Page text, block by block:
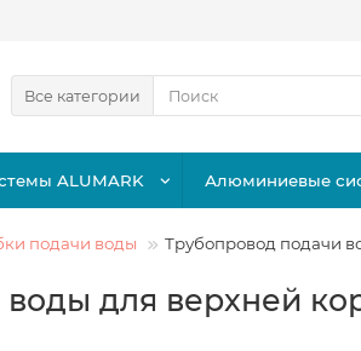
Все категории
ALUMARK Алюминиевые
подачи воды Трубопровод подачи
для верхней